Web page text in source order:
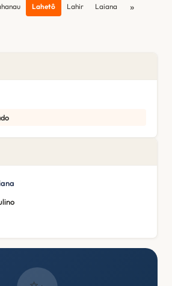
Lahetô Lahir Laiana »